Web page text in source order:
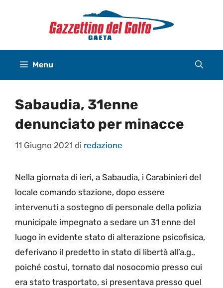
Menu
Sabaudia, 31enne
denunciato per minacce
11 Giugno 2021 di redazione
Nella giornata di ieri, a Sabaudia, i Carabinieri del
locale comando stazione, dopo essere
intervenuti a sostegno di personale della polizia
municipale impegnato a sedare un 31 enne del
luogo in evidente stato di alterazione psicofisica,
deferivano il predetto in stato di libertà all’a.g.,
poiché costui, tornato dal nosocomio presso cui
era stato trasportato, si presentava presso quel